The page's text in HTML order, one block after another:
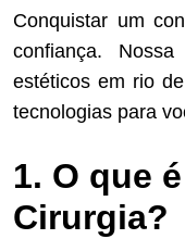
Conquistar um
confiança.
estéticos em rio
tecnologias para
1. O que
Cirurgia?